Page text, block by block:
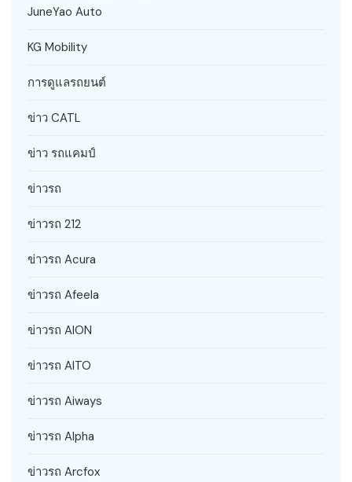
JuneYao Auto
KG Mobility
การดูแลรถยนต์
ข่าว CATL
ข่าว รถแคมป์
ข่าวรถ
ข่าวรถ 212
ข่าวรถ Acura
ข่าวรถ Afeela
ข่าวรถ AION
ข่าวรถ AITO
ข่าวรถ Aiways
ข่าวรถ Alpha
ข่าวรถ Arcfox